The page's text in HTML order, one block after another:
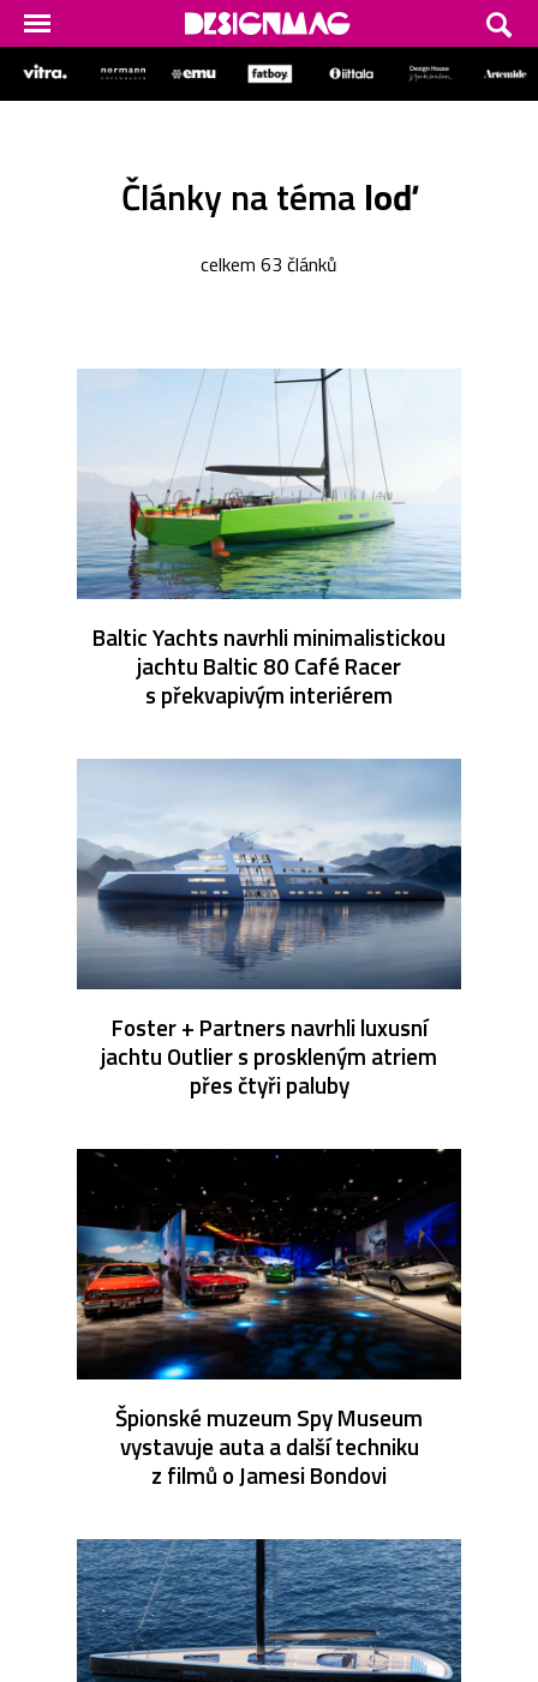
Články na témaloď
celkem 63 článků
Baltic Yachts navrhli minimalistickou
jachtu Baltic 80 Café Racer
s překvapivým interiérem
Foster + Partners navrhli luxusní
jachtu Outlier s proskleným atriem
přes čtyři paluby
Špionské muzeum Spy Museum
vystavuje auta a další techniku
z filmů o Jamesi Bondovi